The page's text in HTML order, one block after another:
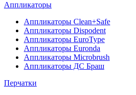
Аппликаторы
Аппликаторы Clean+Safe
Аппликаторы Dispodent
Аппликаторы EuroType
Аппликаторы Euronda
Аппликаторы Microbrush
Аппликаторы ДС Браш
Перчатки